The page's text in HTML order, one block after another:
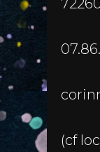
(cf